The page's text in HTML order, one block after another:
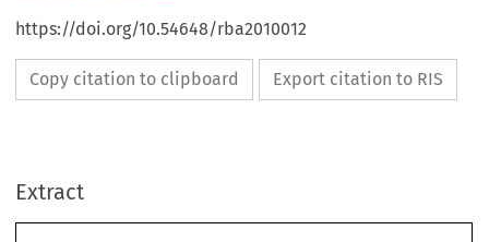
https://doi.org/10.54648/rba2010012
Copy citation to clipboard Export citation to RIS
Extract